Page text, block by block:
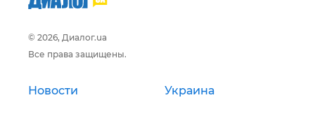
© 2026, Диалог.ua
Все права защищены.
Новости Украина